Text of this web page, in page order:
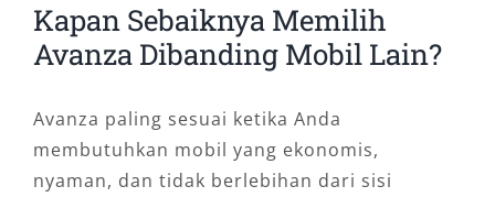
Kapan Sebaiknya Memilih
Avanza Dibanding Mobil Lain?
Avanza paling sesuai ketika Anda
membutuhkan mobil yang ekonomis,
nyaman, dan tidak berlebihan dari sisi